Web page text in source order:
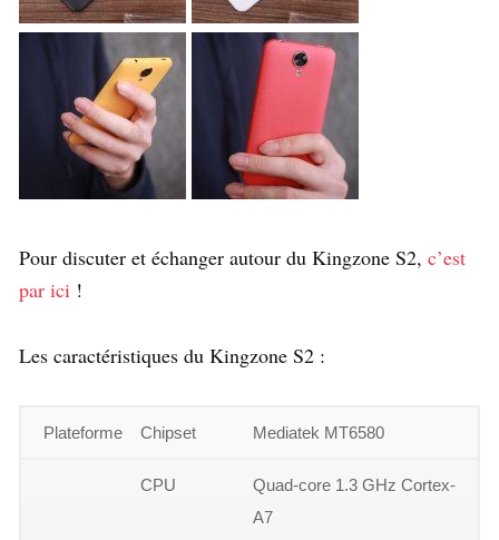
Pour discuter et échanger autour du Kingzone S2, c’est
par ici !
Les caractéristiques du Kingzone S2 :
Plateforme Chipset Mediatek MT6580
CPU
Quad-core 1.3 GHz Cortex-
A7